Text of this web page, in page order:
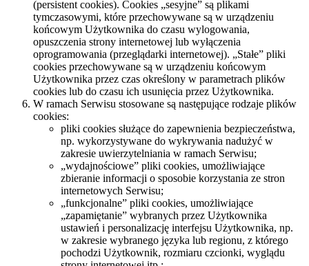
(persistent cookies). Cookies „sesyjne” są plikami
tymczasowymi, które przechowywane są w urządzeniu
końcowym Użytkownika do czasu wylogowania,
opuszczenia strony internetowej lub wyłączenia
oprogramowania (przeglądarki internetowej). „Stałe” pliki
cookies przechowywane są w urządzeniu końcowym
Użytkownika przez czas określony w parametrach plików
cookies lub do czasu ich usunięcia przez Użytkownika.
W ramach Serwisu stosowane są następujące rodzaje plików
cookies:
pliki cookies służące do zapewnienia bezpieczeństwa,
np. wykorzystywane do wykrywania nadużyć w
zakresie uwierzytelniania w ramach Serwisu;
„wydajnościowe” pliki cookies, umożliwiające
zbieranie informacji o sposobie korzystania ze stron
internetowych Serwisu;
„funkcjonalne” pliki cookies, umożliwiające
„zapamiętanie” wybranych przez Użytkownika
ustawień i personalizację interfejsu Użytkownika, np.
w zakresie wybranego języka lub regionu, z którego
pochodzi Użytkownik, rozmiaru czcionki, wyglądu